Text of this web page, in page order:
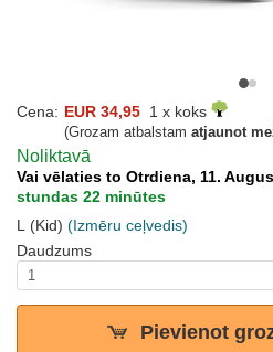
Cena: EUR 34,95 1 x koks
(Grozam atbalstam atjaunot
Noliktavā
Vai vēlaties to Otrdiena, 11.
stundas 22 minūtes
L (Kid) (Izmēru ceļvedis)
Daudzums
Pievienot